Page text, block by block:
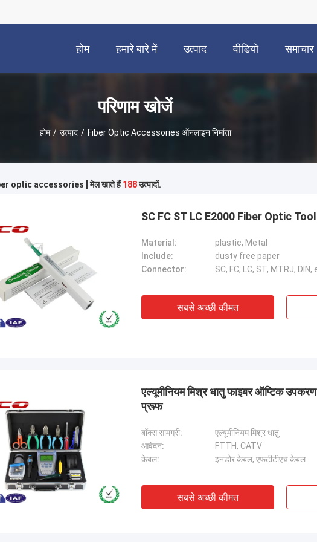
होम हमारे बारे में उत्पाद वीडियो समाचार
परिणाम खोजें
होम / उत्पाद / Fiber Optic Accessories ऑनलाइन निर्माता
optic accessories ] मेल खाते हैं188उत्पादों.
SC FC ST LC E2000 Fiber Optic
Material:
plastic, Metal
Include:
dusty free paper
Connector:
SC, FC, LC, ST, MTRJ, DIN,
सबसे अच्छी कीमत
एल्यूमीनियम मिश्र धातु फाइबर ऑप्टिक
प्रूफ
बॉक्स सामग्री:
एल्यूमीनियम मिश्र धातु
आवेदन:
FTTH, CATV
केबल:
इनडोर केबल, एफटीटीएच केबल
सबसे अच्छी कीमत